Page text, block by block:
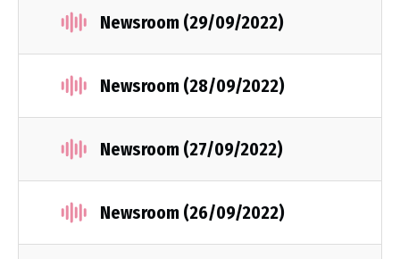
Newsroom (29/09/2022)
Newsroom (28/09/2022)
Newsroom (27/09/2022)
Newsroom (26/09/2022)